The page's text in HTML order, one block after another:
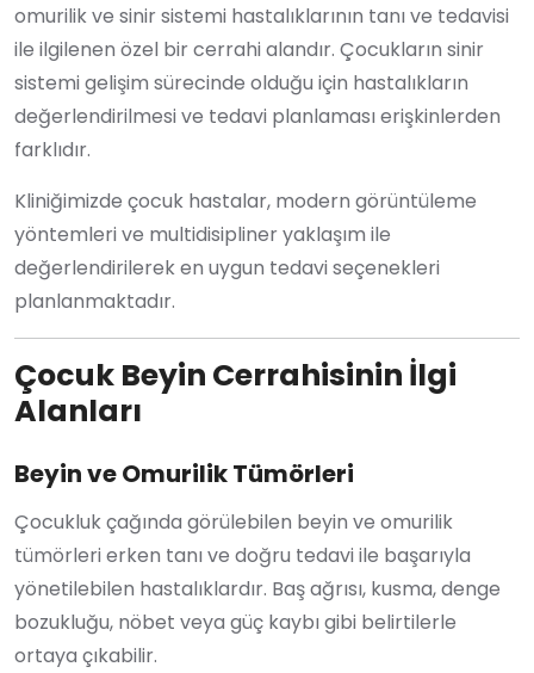
omurilik ve sinir sistemi hastalıklarının tanı ve tedavisi
ile ilgilenen özel bir cerrahi alandır. Çocukların sinir
sistemi gelişim sürecinde olduğu için hastalıkların
değerlendirilmesi ve tedavi planlaması erişkinlerden
farklıdır.
Kliniğimizde çocuk hastalar, modern görüntüleme
yöntemleri ve multidisipliner yaklaşım ile
değerlendirilerek en uygun tedavi seçenekleri
planlanmaktadır.
Çocuk Beyin Cerrahisinin İlgi
Alanları
Beyin ve Omurilik Tümörleri
Çocukluk çağında görülebilen beyin ve omurilik
tümörleri erken tanı ve doğru tedavi ile başarıyla
yönetilebilen hastalıklardır. Baş ağrısı, kusma, denge
bozukluğu, nöbet veya güç kaybı gibi belirtilerle
ortaya çıkabilir.